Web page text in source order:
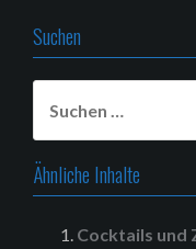
Suchen
nach:
Ähnliche Inhalte
Cocktails und